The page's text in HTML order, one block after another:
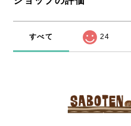
すべて 24